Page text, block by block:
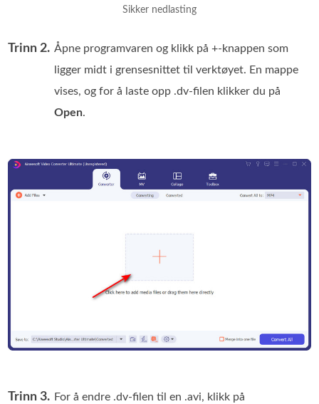
Sikker nedlasting
Trinn 2. Åpne programvaren og klikk på +-knappen som
ligger midt i grensesnittet til verktøyet. En mappe
vises, og for å laste opp .dv-filen klikker du på
Open.
Trinn 3. For å endre .dv-filen til en .avi, klikk på